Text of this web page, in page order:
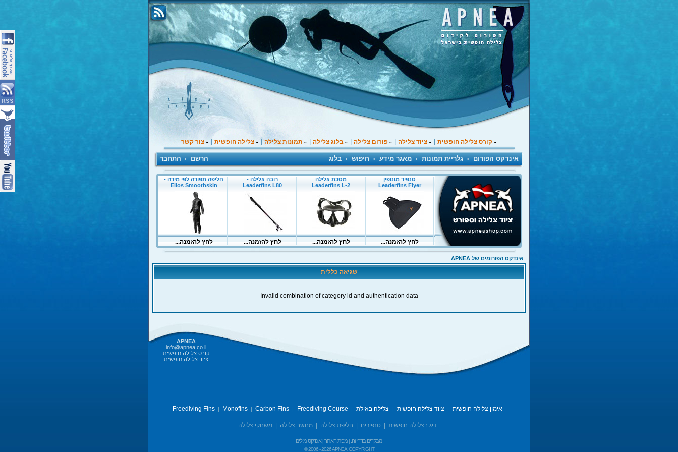
» קורס צלילה חופשית » ציוד צלילה » פורום צלילה » בלוג צלילה » תמונות צלילה » צלילה חופשית » צור קשר
אינדקס הפורום • גלריית תמונות • מאגר מידע • חיפוש • בלוג הרשם • התחבר
אינדקס הפורומים של APNEA
שגיאה כללית
Invalid combination of category id and authentication data
APNEA
info@apnea.co.il
קורס צלילה חופשית
ציוד צלילה חופשית
אימון צלילה חופשית | ציוד צלילה חופשית | צלילה באילת |
Freediving Fins| Monofins| Carbon Fins| Freediving Course
דיג בצלילה חופשית סנפירים חליפת צלילה מחשב צלילה משחקי צלילה
מבקרים בדף זה: | מפת האתר|אינדקס מילים
COPYRIGHT
© 2006 -2026 APNEA